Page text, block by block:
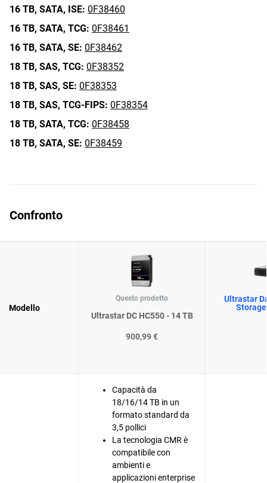
16 TB, SATA, ISE: 0F38460
16 TB, SATA, TCG: 0F38461
16 TB, SATA, SE: 0F38462
18 TB, SAS, TCG: 0F38352
18 TB, SAS, SE: 0F38353
18 TB, SAS, TCG-FIPS: 0F38354
18 TB, SATA, TCG: 0F38458
18 TB, SATA, SE: 0F38459
Confronto
Modello
Questo prodotto
Ultrastar DC HC550 - 14 TB
900,99 €
Ultrastar
Capacità da
18/16/14 TB in un
formato standard da
3,5 pollici
La tecnologia CMR è
compatibile con
ambienti e
applicazioni enterprise